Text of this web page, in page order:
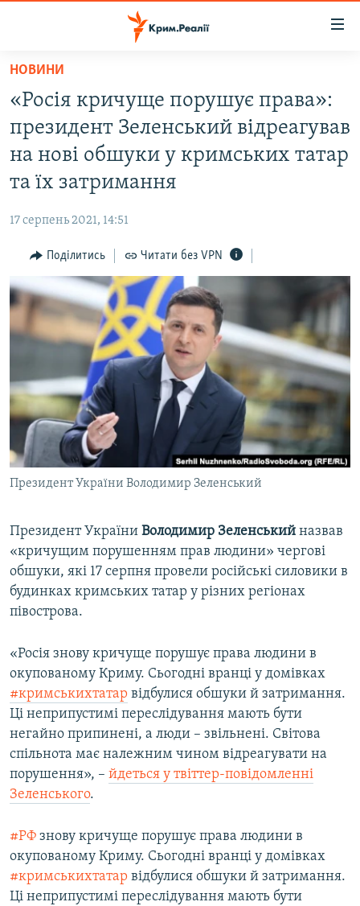
Перейти
основного
матеріалу
Перейти
до
основної
Перейти
пошуку
ВОДА.КРИМ
ВІДЕО ТА ФОТО
ПОЛІТИКА
ПОГЛЯД
ІНТЕРВ'Ю
ВСЕ ЗА ДЕНЬ
СПЕЦПРОЕКТИ
ДЕПОРТАЦІЯ
ВІДЕОУРОКИ «ELIFBE»
СВІДЧЕННЯ ОКУПАЦІЇ
УКРАЇНСЬКА ПРОБЛЕМА КРИМУ
ІНФОГРАФІКА
ЯК ОБІЙТИ БЛОКУВАННЯ
Русский
Qırımtatar
ДОЛУЧАЙСЯ!
Усі сайти RFE/RL
НОВИНИ
«Росія кричуще порушує права»:
президент Зеленський відреагував
на нові обшуки у кримських татар
та їх затримання
17 серпень 2021, 14:51
Поділитись Читати без VPN
Президент України Володимир Зеленський
Президент України Володимир Зеленський назвав
«кричущим порушенням прав людини» чергові
обшуки, які 17 серпня провели російські силовики в
будинках кримських татар у різних регіонах
півострова.
«Росія знову кричуще порушує права людини в
окупованому Криму. Сьогодні вранці у домівках
#кримськихтатар відбулися обшуки й затримання.
Ці неприпустимі переслідування мають бути
негайно припинені, а люди – звільнені. Світова
спільнота має належним чином відреагувати на
порушення», – йдеться у твіттер-повідомленні
Зеленського.
#РФ знову кричуще порушує права людини в
окупованому Криму. Сьогодні вранці у домівках
#кримськихтатар відбулися обшуки й затримання.
Ці неприпустимі переслідування мають бути